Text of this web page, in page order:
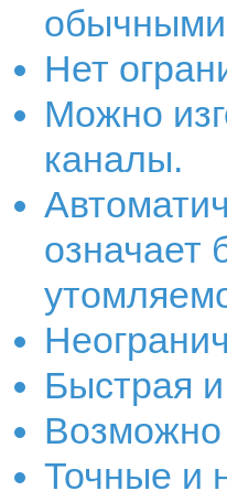
обычными
Нет
Можно
каналы.
означает
Быстрая и
Возможно
Точные и